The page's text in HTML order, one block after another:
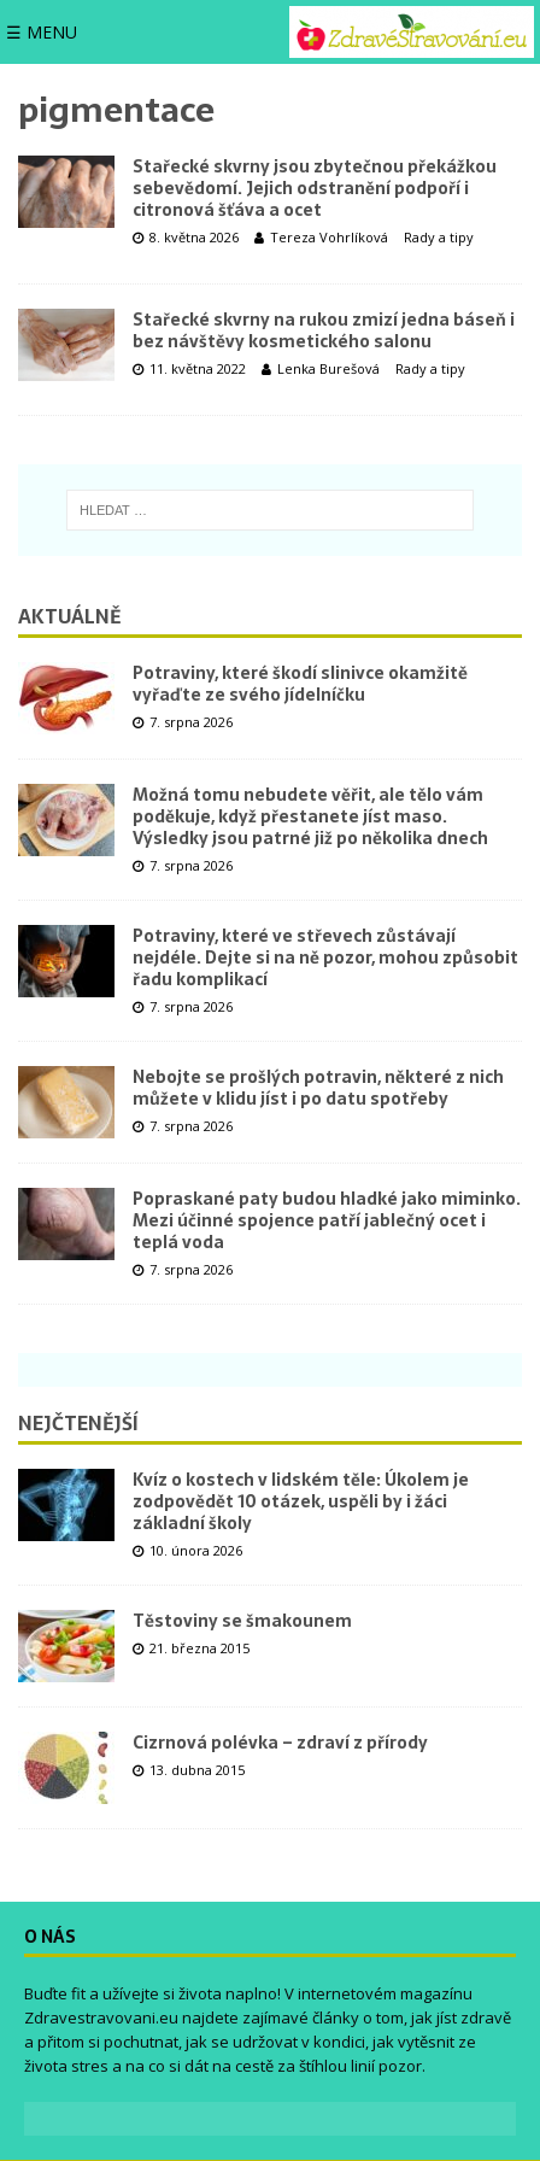
☰ MENU
pigmentace
Stařecké skvrny jsou zbytečnou překážkou
sebevědomí. Jejich odstranění podpoří i
citronová šťáva a ocet
8. května 2026 Tereza Vohrlíková Rady a tipy
Stařecké skvrny na rukou zmizí jedna báseň i
bez návštěvy kosmetického salonu
11. května 2022 Lenka Burešová Rady a tipy
AKTUÁLNĚ
Potraviny, které škodí slinivce okamžitě
vyřaďte ze svého jídelníčku
7. srpna 2026
Možná tomu nebudete věřit, ale tělo vám
poděkuje, když přestanete jíst maso.
Výsledky jsou patrné již po několika dnech
7. srpna 2026
Potraviny, které ve střevech zůstávají
nejdéle. Dejte si na ně pozor, mohou způsobit
řadu komplikací
7. srpna 2026
Nebojte se prošlých potravin, některé z nich
můžete v klidu jíst i po datu spotřeby
7. srpna 2026
Popraskané paty budou hladké jako miminko.
Mezi účinné spojence patří jablečný ocet i
teplá voda
7. srpna 2026
NEJČTENĚJŠÍ
Kvíz o kostech v lidském těle: Úkolem je
zodpovědět 10 otázek, uspěli by i žáci
základní školy
10. února 2026
Těstoviny se šmakounem
21. března 2015
Cizrnová polévka – zdraví z přírody
13. dubna 2015
O NÁS
Buďte fit a užívejte si života naplno! V internetovém magazínu
Zdravestravovani.eu najdete zajímavé články o tom, jak jíst zdravě
a přitom si pochutnat, jak se udržovat v kondici, jak vytěsnit ze
života stres a na co si dát na cestě za štíhlou linií pozor.